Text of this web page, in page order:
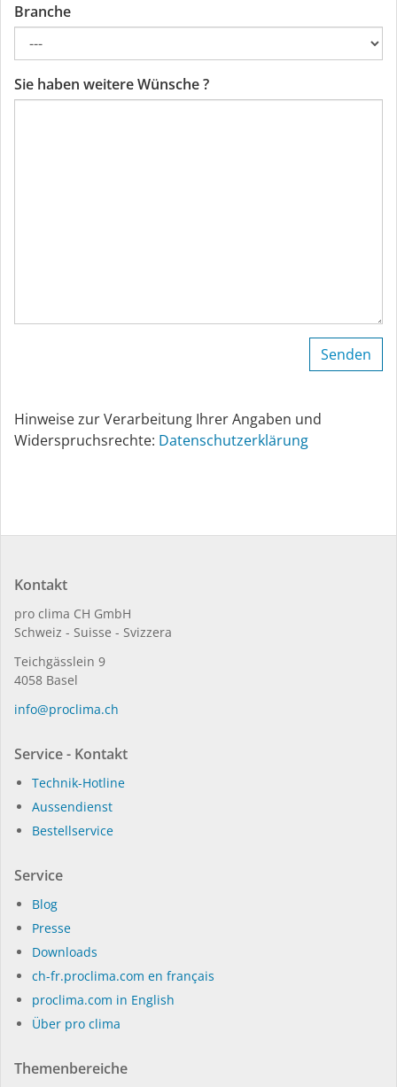
Branche
Sie haben weitere Wünsche ?
Hinweise zur Verarbeitung Ihrer Angaben und
Widerspruchsrechte: Datenschutzerklärung
Kontakt
pro clima CH GmbH
Schweiz - Suisse - Svizzera
Teichgässlein 9
4058 Basel
in­fo@procli­ma.ch
Service - Kontakt
Technik-Hotline
Aussendienst
Bestellservice
Service
Blog
Presse
Dow­n­loads
ch-fr.proclima.com en français
proclima.com in English
Über pro clima
Themenbereiche